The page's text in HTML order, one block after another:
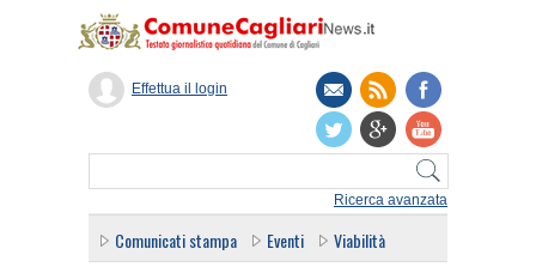
Ricerca avanzata
Effettua il login
Comunicati stampa Eventi Viabilità